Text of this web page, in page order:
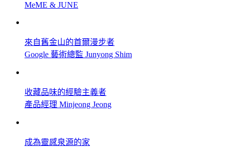
MeME & JUNE
來自舊金山的首爾漫步者
Google 藝術總監 Junyong Shim
收藏品味的經驗主義者
產品經理 Minjeong Jeong
成為靈感泉源的家